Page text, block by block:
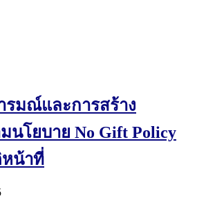
รมณ์และการสร้าง
นโยบาย No Gift Policy
น้าที่